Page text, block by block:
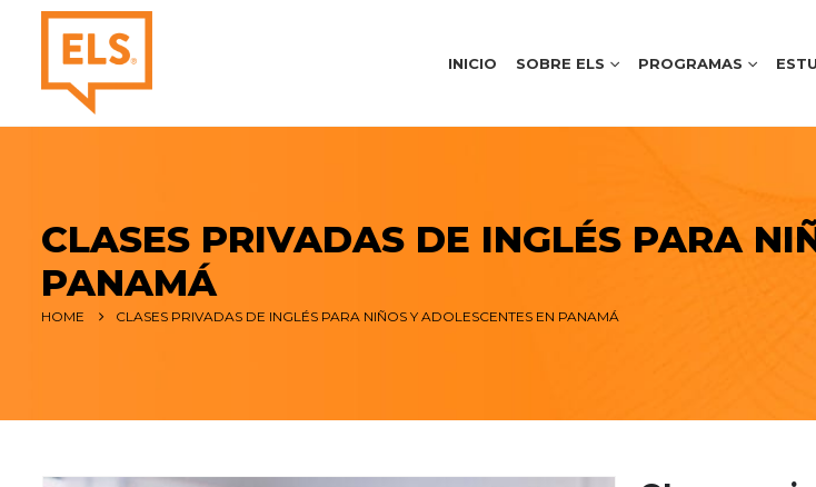
INICIO SOBRE ELS PROGRAMAS
CLASES PRIVADAS DE INGLÉS PARA
PANAMÁ
HOME CLASES PRIVADAS DE INGLÉS PARA NIÑOS Y ADOLESCENTES EN PANAMÁ